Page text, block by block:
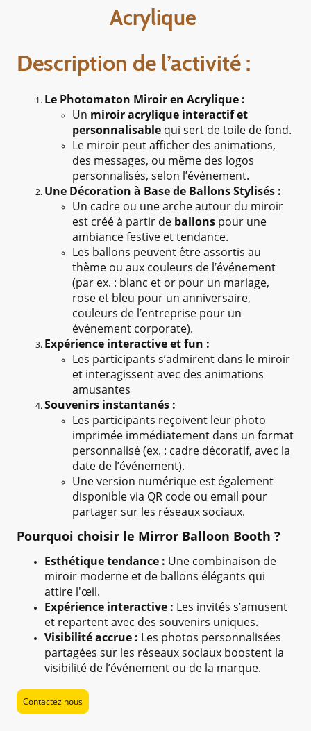
Acrylique
Description de l’activité :
Le Photomaton Miroir en Acrylique :
Un miroir acrylique interactif et
personnalisable qui sert de toile de fond.
Le miroir peut afficher des animations,
des messages, ou même des logos
personnalisés, selon l’événement.
Une Décoration à Base de Ballons Stylisés :
Un cadre ou une arche autour du miroir
est créé à partir de ballons pour une
ambiance festive et tendance.
Les ballons peuvent être assortis au
thème ou aux couleurs de l’événement
(par ex. : blanc et or pour un mariage,
rose et bleu pour un anniversaire,
couleurs de l’entreprise pour un
événement corporate).
Expérience interactive et fun :
Les participants s’admirent dans le miroir
et interagissent avec des animations
amusantes
Souvenirs instantanés :
Les participants reçoivent leur photo
imprimée immédiatement dans un format
personnalisé (ex. : cadre décoratif, avec la
date de l’événement).
Une version numérique est également
disponible via QR code ou email pour
partager sur les réseaux sociaux.
Pourquoi choisir le Mirror Balloon Booth ?
Esthétique tendance : Une combinaison de
miroir moderne et de ballons élégants qui
attire l'œil.
Expérience interactive : Les invités s’amusent
et repartent avec des souvenirs uniques.
Visibilité accrue : Les photos personnalisées
partagées sur les réseaux sociaux boostent la
visibilité de l’événement ou de la marque.
Contactez nous